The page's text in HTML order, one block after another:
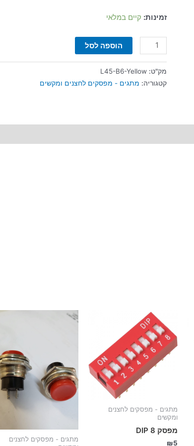
זמינות: קיים במלאי
הוספה לסל
מק"ט: L45-B6-Yellow
קטגוריה: מתגים - מפסקים לחצנים ומקשים
מתגים - מפסקים לחצנים
ומקשים
מפסק 8 DIP
₪5
מתגים - מפסקים לחצנים